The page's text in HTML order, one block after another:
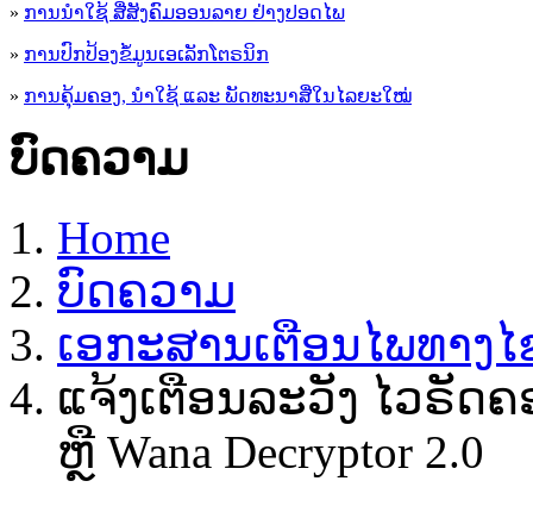
» ການນຳໃຊ້ ສື່ສັງຄົມອອນລາຍ ຢ່າງປອດໄພ
» ການ​ປົກ​ປ້ອງ​ຂໍ້​ມູນ​ເອ​ເລັກ​ໂຕ​ຣ​ນິກ
» ການຄຸ້ມຄອງ, ນໍາໃຊ້ ແລະ ພັດທະນາສື່ໃນໄລຍະໃໝ່
ບົດຄວາມ
Home
ບົດຄວາມ
ເອ​ກະ​ສານເຕືອນໄພທາງໄ
ແຈ້ງເຕືອນລະວັງ ໄວຣັດຄອ
ຫຼື Wana Decryptor 2.0